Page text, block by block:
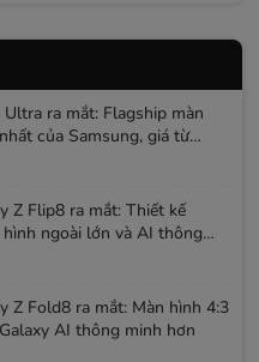
ra mắt: Flagship màn
của Samsung, giá từ
Z Flip8 ra mắt: Thiết kế
ngoài lớn và AI thông
Z Fold8 ra mắt: Màn hình 4:3
AI thông minh hơn